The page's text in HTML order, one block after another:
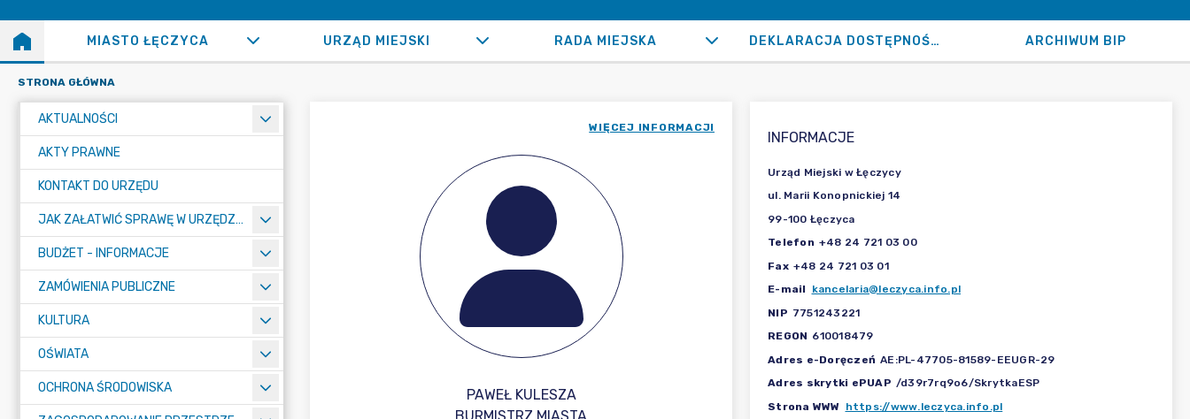
MIASTO ŁĘCZYCA URZĄD MIEJSKI RADA MIEJSKA DEKLARACJA DOSTĘPNOŚCI ARCHIWUM BIP
STRONA GŁÓWNA
AKTUALNOŚCI
AKTY PRAWNE
KONTAKT DO URZĘDU
JAK ZAŁATWIĆ SPRAWĘ W URZĘDZIE
BUDŻET - INFORMACJE
ZAMÓWIENIA PUBLICZNE
KULTURA
OŚWIATA
OCHRONA ŚRODOWISKA PAWEŁ KULESZA
WIĘCEJ INFORMACJI
INFORMACJE
Urząd Miejski w Łęczycy
ul. Marii Konopnickiej 14
99-100 Łęczyca
Telefon +48 24 721 03 00
Fax +48 24 721 03 01
E-mail
kancelaria@leczyca.info.pl
NIP 7751243221
REGON 610018479
Adres e-Doręczeń AE:PL-47705-81589-EEUGR-29
Adres skrytki ePUAP /d39r7rq9o6/SkrytkaESP
Strona WWW https://www.leczyca.info.pl